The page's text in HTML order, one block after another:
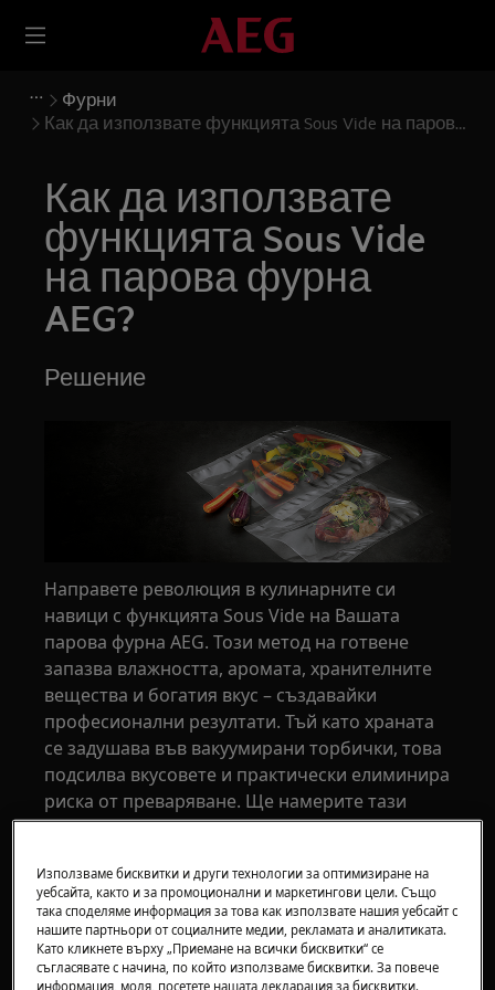
Фурни
Как да използвате функцията Sous Vide на парова
Как да използвате
функцията Sous Vide
на парова фурна
AEG?
Решение
Направете революция в кулинарните си
навици с функцията Sous Vide на Вашата
парова фурна AEG. Този метод на готвене
запазва влажността, аромата, хранителните
вещества и богатия вкус – създавайки
професионални резултати. Тъй като храната
се задушава във вакуумирани торбички, това
подсилва вкусовете и практически елиминира
риска от преваряване. Ще намерите тази
функция при фурни AEG SteamPro.
Sous vide технката често се свързва с месо, но
е подходяща също и за морски дарове,
зеленчуци и картофи. Можете дори да
приготвяте рохки яйца.
Използваме бисквитки и други технологии за оптимизиране на
уебсайта, както и за промоционални и маркетингови цели. Също
така споделяме информация за това как използвате нашия уебсайт с
нашите партньори от социалните медии, рекламата и аналитиката.
Като кликнете върху „Приемане на всички бисквитки“ се
съгласявате с начина, по който използваме бисквитки. За повече
информация, моля, посетете нашата декларация за бисквитки.